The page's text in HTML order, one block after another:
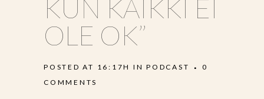
KUN KAIKKI EI
OLE OK”
POSTED AT 16:17H INPODCAST
0
COMMENTS